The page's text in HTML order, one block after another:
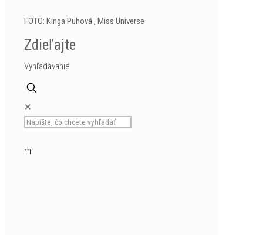
FOTO: Kinga Puhová , Miss Universe
Zdieľajte
Vyhľadávanie
✕
missslovensko